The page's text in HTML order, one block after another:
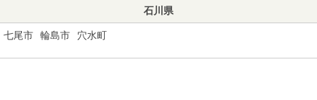
石川県
七尾市 輪島市 穴水町